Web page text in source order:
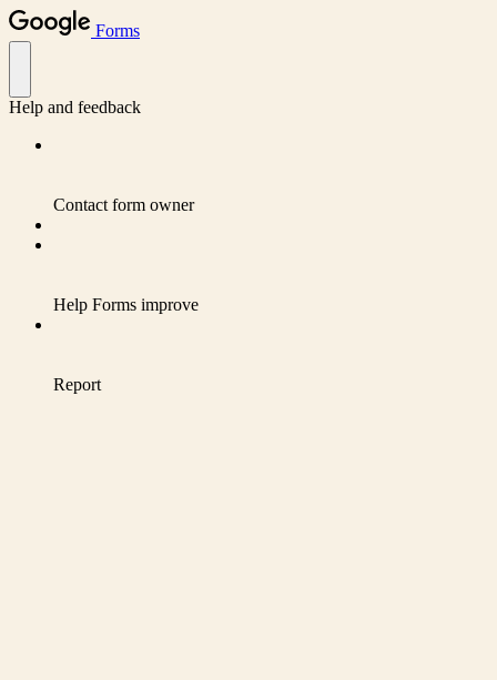
Forms
Help and feedback
Contact form owner
Help Forms improve
Report